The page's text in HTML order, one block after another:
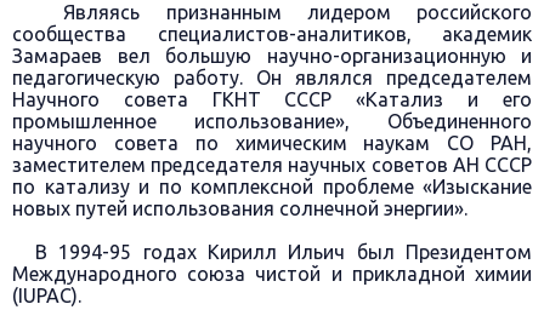
Являясь признанным лидером российского
сообщества специалистов-аналитиков, академик
Замараев вел большую научно-организационную и
педагогическую работу. Он являлся председателем
Научного совета ГКНТ СССР «Катализ и его
промышленное использование», Объединенного
научного совета по химическим наукам СО РАН,
заместителем председателя научных советов АН СССР
по катализу и по комплексной проблеме «Изыскание
новых путей использования солнечной энергии».
В 1994-95 годах Кирилл Ильич был Президентом
Международного союза чистой и прикладной химии
(IUPAC).